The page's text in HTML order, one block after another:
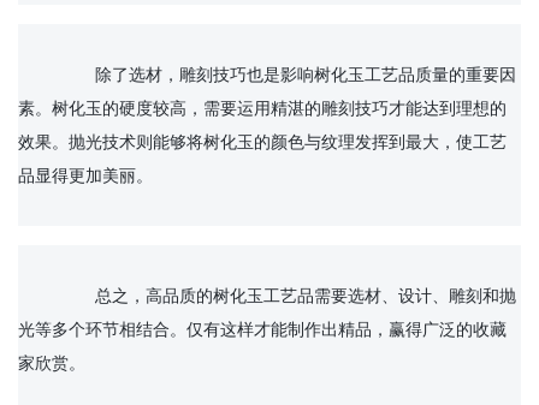
素。树化玉的硬度较高，需要运用精湛的雕刻技巧才能达到理想的
效果。抛光技术则能够将树化玉的颜色与纹理发挥到最大，使工艺
品显得更加美丽。
光等多个环节相结合。仅有这样才能制作出精品，赢得广泛的收藏
家欣赏。